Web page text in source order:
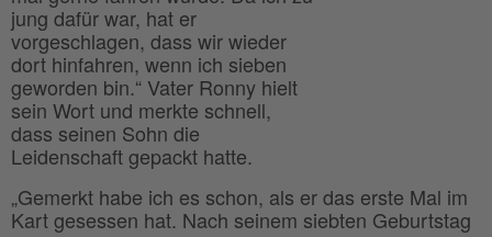
jung dafür war, hat er
vorgeschlagen, dass wir wieder
dort hinfahren, wenn ich sieben
geworden bin.“ Vater Ronny hielt
sein Wort und merkte schnell,
dass seinen Sohn die
Leidenschaft gepackt hatte.
„Gemerkt habe ich es schon, als er das erste Mal im
Kart gesessen hat. Nach seinem siebten Geburtstag